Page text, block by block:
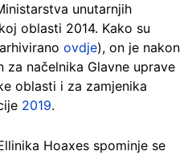
unutarnjih
oblasti 2014. Kako su
ovdje), on je nakon
načelnika Glavne uprave
oblasti i za zamjenika
2019.
Hoaxes spominje se